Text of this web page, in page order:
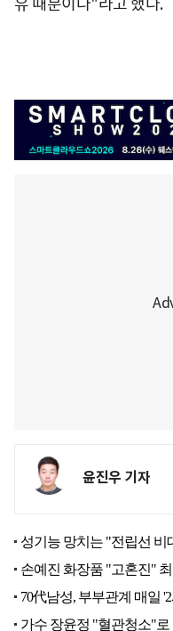
윤진우 기자